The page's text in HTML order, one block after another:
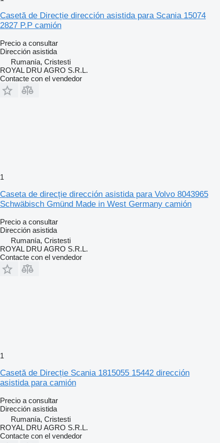
Casetă de Direcție dirección asistida para Scania 15074
2827 P.P camión
Precio a consultar
Dirección asistida
Rumanía, Cristesti
ROYAL DRU AGRO S.R.L.
Contacte con el vendedor
1
Caseta de direcție dirección asistida para Volvo 8043965
Schwäbisch Gmünd Made in West Germany camión
Precio a consultar
Dirección asistida
Rumanía, Cristesti
ROYAL DRU AGRO S.R.L.
Contacte con el vendedor
1
Casetă de Direcție Scania 1815055 15442 dirección
asistida para camión
Precio a consultar
Dirección asistida
Rumanía, Cristesti
ROYAL DRU AGRO S.R.L.
Contacte con el vendedor